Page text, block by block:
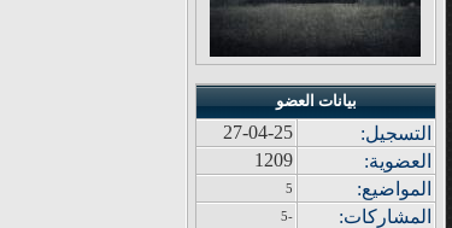
بيانات العضو
التسجيل:
27-04-25
العضوية:
1209
المواضيع:
5
المشاركات:
-5